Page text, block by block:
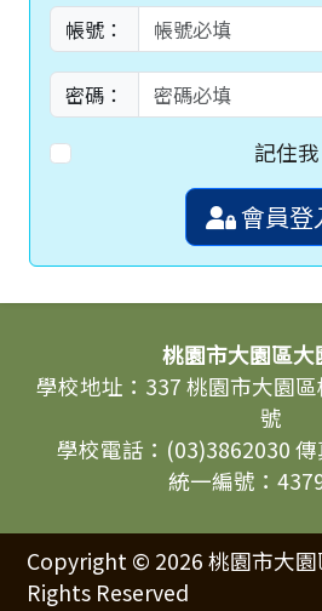
帳號：
密碼：
記住我
會員登
頁尾區域內容桃園市大園區大
學校地址：337 桃園市大園
號
學校電話：(03)3862030
統一編號：
Copyright © 2026 桃園市大園
Rights Reserved